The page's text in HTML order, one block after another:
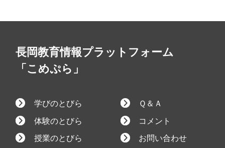
長岡教育情報プラットフォーム
「こめぷら」
学びのとびら
体験のとびら
授業のとびら
Ｑ＆Ａ
コメント
お問い合わせ